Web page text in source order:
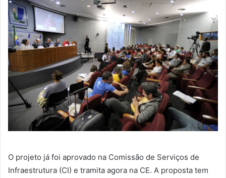
O projeto já foi aprovado na Comissão de Serviços de
Infraestrutura (CI) e tramita agora na CE. A proposta tem